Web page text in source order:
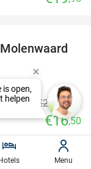
27%
Regulier €22,75
€16,50
favorite_border
Hotels Menu